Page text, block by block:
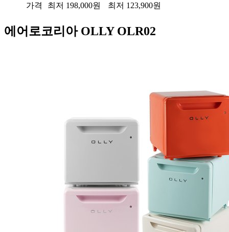
가격 최저 198,000원 최저 123,900원
에어로코리아 OLLY OLR02